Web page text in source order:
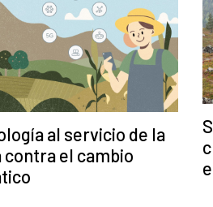
al servicio de la
contra el cambio